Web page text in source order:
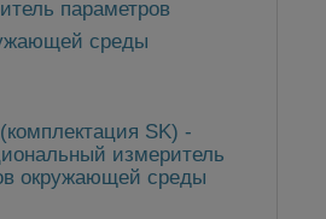
SK) -
измеритель
окружающей среды